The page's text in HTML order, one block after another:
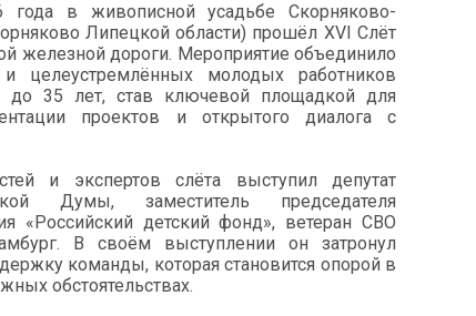
в живописной усадьбе Скорняково-
Липецкой области) прошёл XVI Слёт
железной дороги. Мероприятие объединило
и целеустремлённых молодых работников
до 35 лет, став ключевой площадкой для
проектов и открытого диалога с
и экспертов слёта выступил депутат
Думы, заместитель председателя
«Российский детский фонд», ветеран СВО
В своём выступлении он затронул
команды, которая становится опорой в
обстоятельствах.